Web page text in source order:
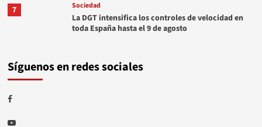
7 Sociedad
La DGT intensifica los controles de velocidad en
toda España hasta el 9 de agosto
Síguenos en redes sociales
Facebook
Youtube